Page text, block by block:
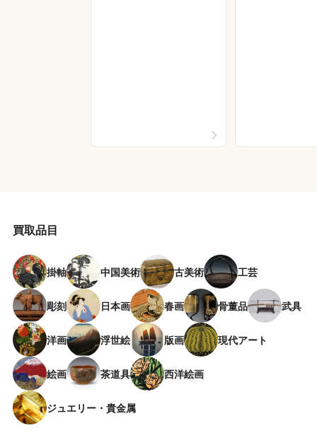
買取品目
掛軸 中国美術 古美術 工芸
彫刻 日本画 春画 骨董品 武具
洋画 浮世絵 版画 現代アート
絵画 茶道具 西洋絵画
ジュエリー・貴金属